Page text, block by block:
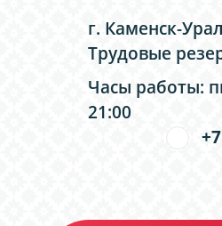
г. Каменск-
Трудовые
Часы работы:
21:00